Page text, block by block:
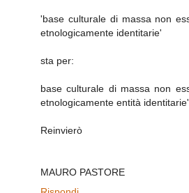
'base culturale di massa non
etnologicamente identitarie'
sta per:
base culturale di massa non
etnologicamente entità identitarie' .
Reinvierò
MAURO PASTORE